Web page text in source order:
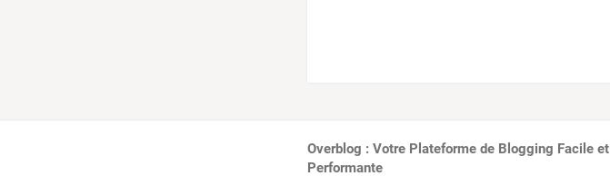
Overblog : Votre Plateforme de Blogging Facile et
Performante